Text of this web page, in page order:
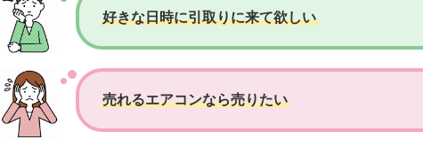
好きな日時に引取りに来て欲しい
売れるエアコンなら売りたい